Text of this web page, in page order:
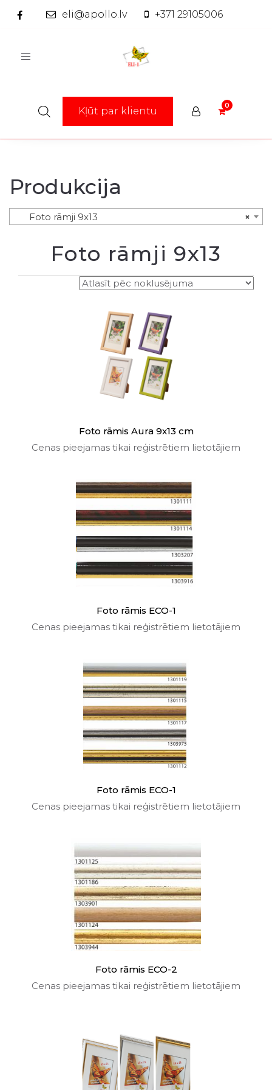
eli@apollo.lv +371 29105006
Toggle
Kļūt par klientu
Produkcija
×
Foto rāmji 9x13
Foto rāmji 9x13
Foto rāmis Aura 9x13 cm
Cenas pieejamas tikai reģistrētiem lietotājiem
Foto rāmis ECO-1
Cenas pieejamas tikai reģistrētiem lietotājiem
Foto rāmis ECO-1
Cenas pieejamas tikai reģistrētiem lietotājiem
Foto rāmis ECO-2
Cenas pieejamas tikai reģistrētiem lietotājiem